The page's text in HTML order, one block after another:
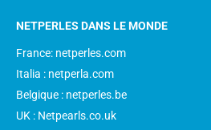
NETPERLES DANS LE MONDE
France: netperles.com
Italia : netperla.com
Belgique : netperles.be
UK : Netpearls.co.uk